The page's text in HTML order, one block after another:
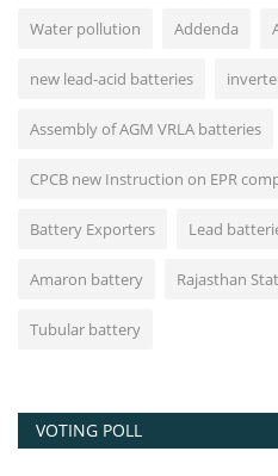
Water pollution Addenda
new lead-acid batteries
Assembly of AGM VRLA batteries
CPCB new Instruction on EPR
Battery Exporters Lead
Amaron battery Rajasthan
Tubular battery
VOTING POLL